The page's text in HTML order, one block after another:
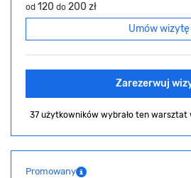
od 120 do 200 zł
Umów wizytę
Zarezerwuj
37 użytkowników wybrało ten warsztat
Promowany